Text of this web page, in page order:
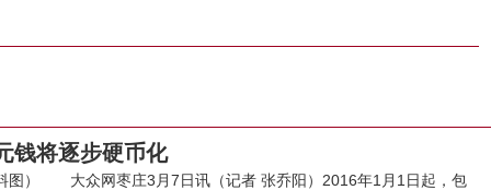
钱将逐步硬币化
图） 大众网枣庄3月7日讯（记者 张乔阳）2016年1月1日起，包